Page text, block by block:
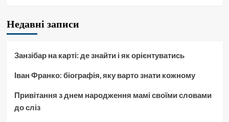
Недавні записи
Занзібар на карті: де знайти і як орієнтуватись
Іван Франко: біографія, яку варто знати кожному
Привітання з днем народження мамі своїми словами
до сліз